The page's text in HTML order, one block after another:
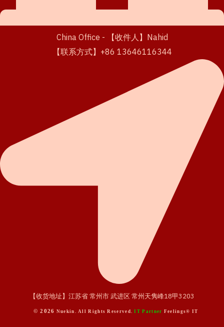
China Office - 【收件人】Nahid
【联系方式】+86 13646116344
【收货地址】江苏省 常州市 武进区 常州天隽峰18甲3203
© 2026 Nuekin. All Rights Reserved.IT Partner Feelings® IT